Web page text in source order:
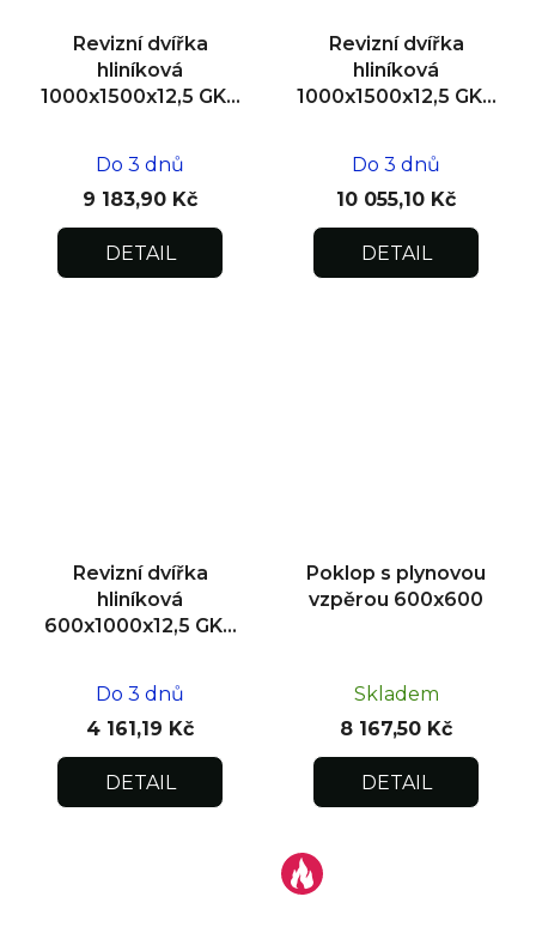
Revizní dvířka
hliníková
1000x1500x12,5 GKB
Do 3 dnů
9 183,90 Kč
DETAIL
Revizní dvířka
hliníková
1000x1500x12,5 GKB
Do 3 dnů
10 055,10 Kč
DETAIL
Revizní dvířka
hliníková
600x1000x12,5 GKB
Do 3 dnů
4 161,19 Kč
DETAIL
Poklop s plynovou
vzpěrou 600x600
Skladem
8 167,50 Kč
DETAIL